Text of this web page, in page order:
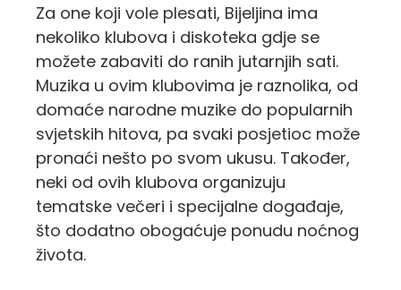
Za one koji vole plesati, Bijeljina ima
nekoliko klubova i diskoteka gdje se
možete zabaviti do ranih jutarnjih sati.
Muzika u ovim klubovima je raznolika, od
domaće narodne muzike do popularnih
svjetskih hitova, pa svaki posjetioc može
pronaći nešto po svom ukusu. Također,
neki od ovih klubova organizuju
tematske večeri i specijalne događaje,
što dodatno obogaćuje ponudu noćnog
života.